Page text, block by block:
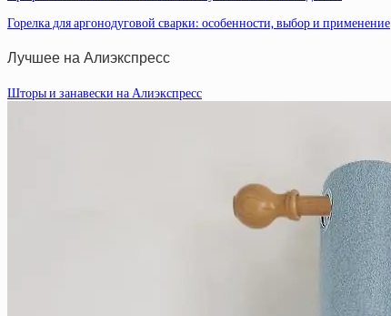
Горелка для аргонодуговой сварки: особенности, выбор и применение
Лучшее на Алиэкспресс
Шторы и занавески на Алиэкспресс